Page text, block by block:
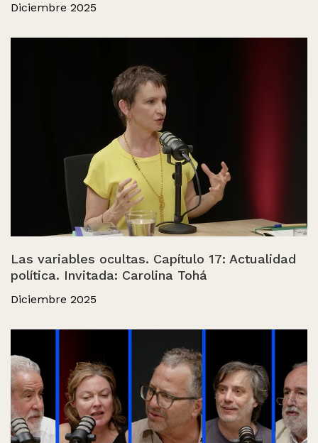
Diciembre 2025
Las variables ocultas. Capítulo 17: Actualidad
política. Invitada: Carolina Tohá
Diciembre 2025